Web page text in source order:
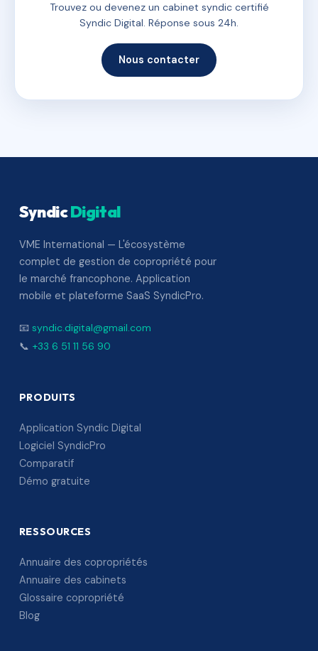
Trouvez ou devenez un cabinet syndic certifié
Syndic Digital. Réponse sous 24h.
Nous contacter
SyndicDigital
VME International — L'écosystème
complet de gestion de copropriété pour
le marché francophone. Application
mobile et plateforme SaaS SyndicPro.
📧 syndic.digital@gmail.com
📞 +33 6 51 11 56 90
PRODUITS
Application Syndic Digital
Logiciel SyndicPro
Comparatif
Démo gratuite
RESSOURCES
Annuaire des copropriétés
Annuaire des cabinets
Glossaire copropriété
Blog